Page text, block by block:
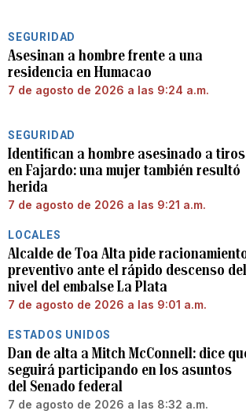
SEGURIDAD
Asesinan a hombre frente a una
residencia en Humacao
7 de agosto de 2026 a las 9:24 a.m.
SEGURIDAD
Identifican a hombre asesinado a tiros
en Fajardo: una mujer también resultó
herida
7 de agosto de 2026 a las 9:21 a.m.
LOCALES
Alcalde de Toa Alta pide
preventivo ante el rápido descenso del
nivel del embalse La Plata
7 de agosto de 2026 a las 9:01 a.m.
ESTADOS UNIDOS
Dan de alta a Mitch McConnell: dice
seguirá participando en los asuntos
del Senado federal
7 de agosto de 2026 a las 8:32 a.m.